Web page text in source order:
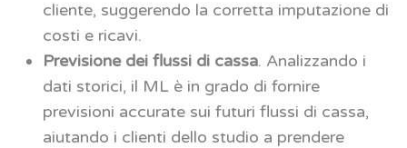
cliente, suggerendo la corretta imputazione di
costi e ricavi.
Previsione dei flussi di cassa. Analizzando i
dati storici, il ML è in grado di fornire
previsioni accurate sui futuri flussi di cassa,
aiutando i clienti dello studio a prendere